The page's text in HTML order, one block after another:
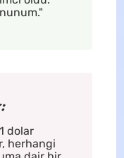
dolar
herhangi